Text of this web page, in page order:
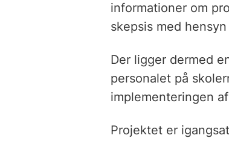
informationer om
skepsis med
Der ligger dermed
personalet på
implementeringen
Projektet er